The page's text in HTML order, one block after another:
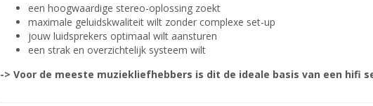
een hoogwaardige stereo-oplossing zoekt
maximale geluidskwaliteit wilt zonder complexe set-up
jouw luidsprekers optimaal wilt aansturen
een strak en overzichtelijk systeem wilt
-> Voor de meeste muziekliefhebbers is dit de ideale basis van een hifi